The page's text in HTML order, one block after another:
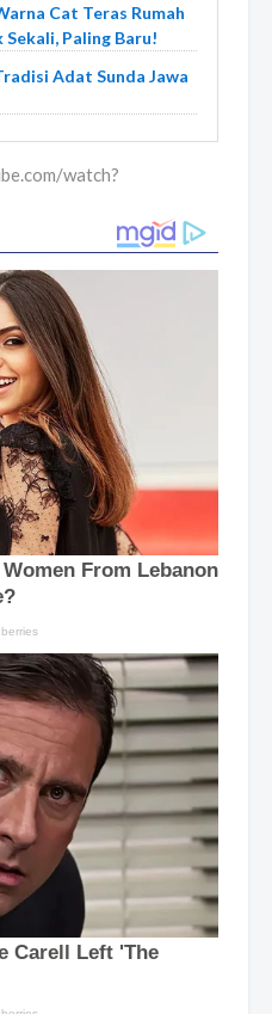
Cat Teras Rumah
Paling Baru!
Adat Sunda Jawa
watch?